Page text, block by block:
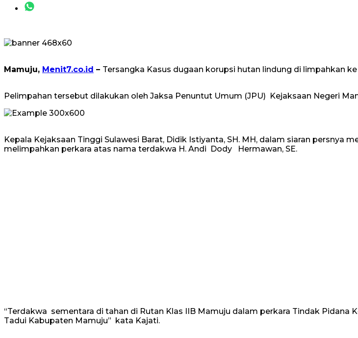
Mamuju, Menit7.co.id – Tersangka Kasus dugaan korupsi hutan lindung di limpahkan
Pelimpahan tersebut dilakukan oleh Jaksa Penuntut Umum (JPU) Kejaksaan Negeri
Kepala Kejaksaan Tinggi Sulawesi Barat, Didik Istiyanta, SH. MH, dalam siaran persnya
melimpahkan perkara atas nama terdakwa H. Andi Dody Hermawan, SE.
“Terdakwa sementara di tahan di Rutan Klas IIB Mamuju dalam perkara Tindak Pidana
Tadui Kabupaten Mamuju” kata Kajati.